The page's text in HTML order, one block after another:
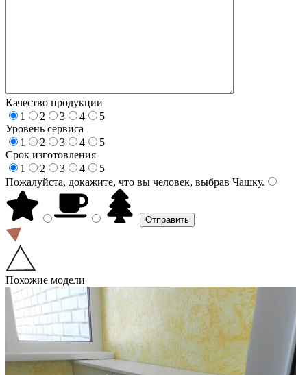
Качество продукции
1
2 3 4
5
Уровень сервиса
1
2 3 4
5
Срок изготовления
1
2 3 4
5
Пожалуйста, докажите, что вы человек, выбрав Чашку.
Похожие модели